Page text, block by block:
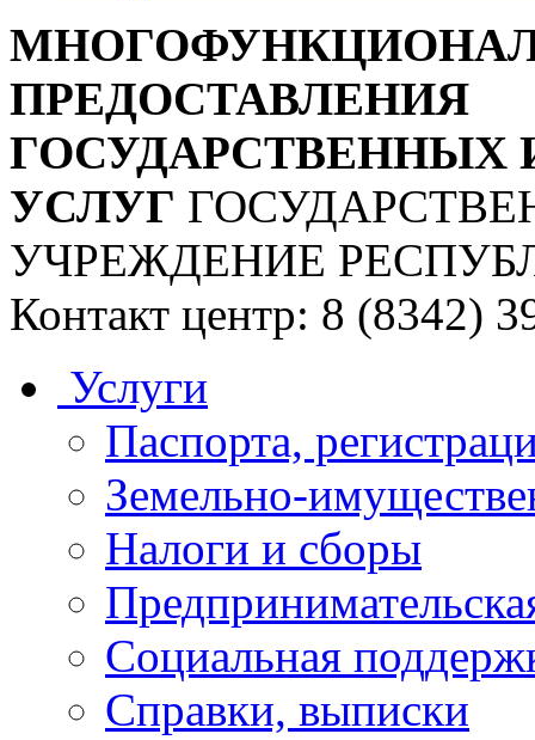
ПРЕДОСТАВЛЕНИЯ
УСЛУГ
УЧРЕЖДЕНИЕ
Контакт центр: 8 (8342)
Услуги
Паспорта,
Земельно-
Налоги и сборы
Социальная
Справки, выписки